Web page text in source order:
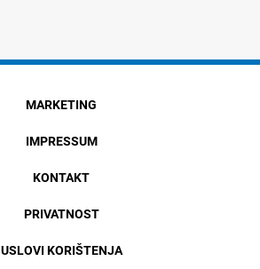
MARKETING
IMPRESSUM
KONTAKT
PRIVATNOST
USLOVI KORIŠTENJA